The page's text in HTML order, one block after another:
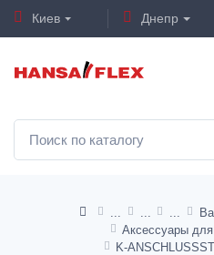
Киев Днепр
K-